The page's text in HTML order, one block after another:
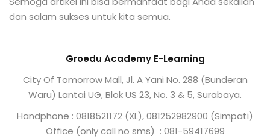
dan salam sukses untuk kita semua.
Groedu Academy E-Learning
City Of Tomorrow Mall, Jl. A Yani No. 288 (Bunderan
Waru) Lantai UG, Blok US 23, No. 3 & 5, Surabaya.
Handphone : 0818521172 (XL), 081252982900 (Simpati)
Office (only call no sms) : 081-59417699